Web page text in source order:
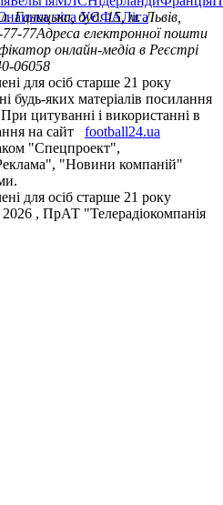
ліга УЄФАЛіга
Галицька, буд. 15, м. Львів,
77Адреса електронної пошти
онлайн-медіа в Реєстрі
06058
для осіб старше 21 року
будь-яких матеріалів посилання
цитуванні і використанні в
на сайт
football24.ua
"Спецпроект",
"Новини компаній"
для осіб старше 21 року
2026 , ПрАТ "Телерадіокомпанія